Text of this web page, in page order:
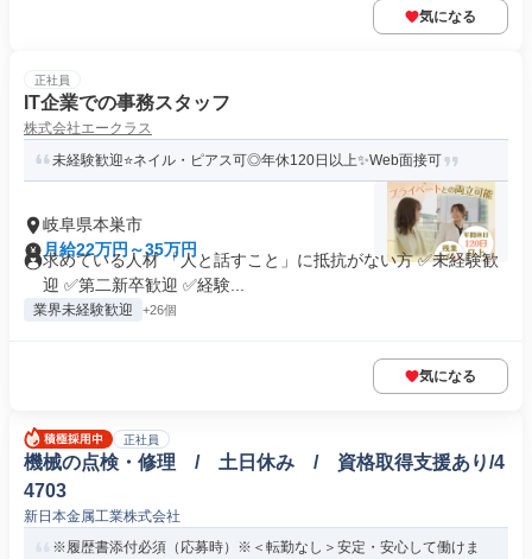
気になる
正社員
IT企業での事務スタッフ
株式会社エークラス
未経験歓迎⭐ネイル・ピアス可◎年休120日以上✨Web面接可
岐阜県本巣市
月給22万円～35万円
求めている人材 「人と話すこと」に抵抗がない方 ✅未経験歓
迎 ✅第二新卒歓迎 ✅経験...
業界未経験歓迎 +26個
気になる
正社員
機械の点検・修理 / 土日休み / 資格取得支援あり/4
4703
新日本金属工業株式会社
※履歴書添付必須（応募時）※＜転勤なし＞安定・安心して働けま